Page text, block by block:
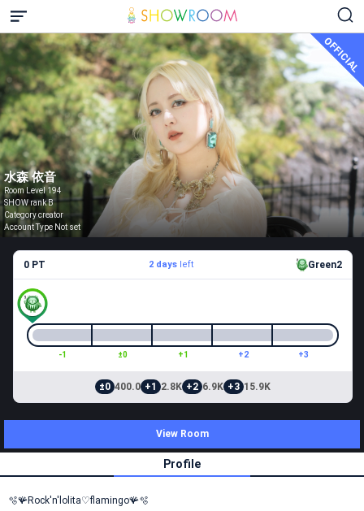
OFFICIAL
水森 依音
Room Level 194
SHOW rank B
Category creator
Account Type Not set
0 PT 2 daysleft Green2
-1 ±0 +1 +2 +3
±0 400.0 +1 2.8K +2 6.9K +3 15.9K
View Room
Profile
🫧🪸Rock'n'lolita♡flamingo🪸🫧